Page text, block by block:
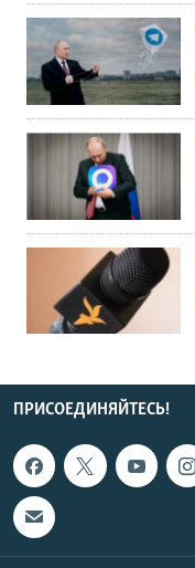
ПРИСОЕДИНЯЙТЕСЬ!